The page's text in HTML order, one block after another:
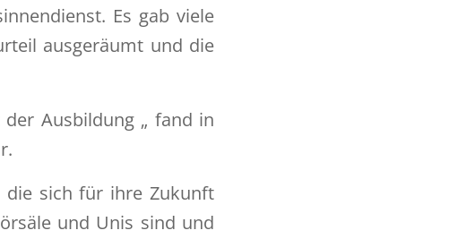
Es gab viele
ausgeräumt und die
Ausbildung „ fand in
die sich für ihre Zukunft
und Unis sind und